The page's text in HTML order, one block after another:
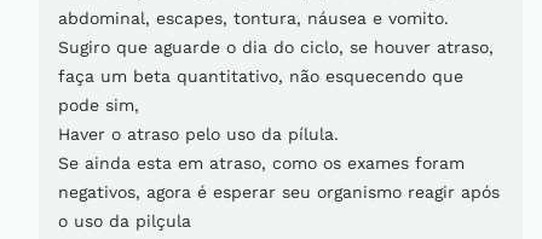
abdominal, escapes, tontura, náusea e vomito.
Sugiro que aguarde o dia do ciclo, se houver atraso,
faça um beta quantitativo, não esquecendo que
pode sim,
Haver o atraso pelo uso da pílula.
Se ainda esta em atraso, como os exames foram
negativos, agora é esperar seu organismo reagir após
o uso da pilçula